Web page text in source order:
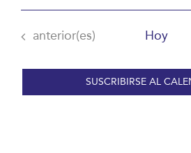
Eventos
anterior(es) Hoy
SUSCRIBIRSE AL